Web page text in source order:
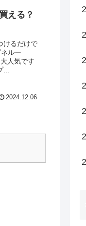
える？
けるだけで
ルー
人気です
2024.12.06